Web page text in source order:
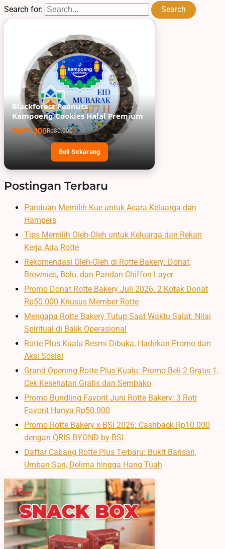
Search for:
Blackforest Peanuts
Kampoeng Cookies Halal Premium
Rp78.300Rp80.000
Beli Sekarang
Postingan Terbaru
Panduan Memilih Kue untuk Acara Keluarga dan
Hampers
Tips Memilih Oleh-Oleh untuk Keluarga dan Rekan
Kerja Ada Rotte
Rekomendasi Oleh-Oleh di Rotte Bakery: Donat,
Brownies, Bolu, dan Pandan Chiffon Layer
Promo Donat Rotte Bakery Juli 2026: 2 Kotak Donat
Rp50.000 Khusus Member Rotte
Mengapa Rotte Bakery Tutup Saat Waktu Salat: Nilai
Spiritual di Balik Operasional
Rotte Plus Kualu Resmi Dibuka, Hadirkan Promo dan
Aksi Sosial
Grand Opening Rotte Plus Kualu: Promo Beli 2 Gratis 1,
Cek Kesehatan Gratis dan Sembako
Promo Bundling Favorit Juni Rotte Bakery: 3 Roti
Favorit Hanya Rp50.000
Promo Rotte Bakery x BSI 2026: Cashback Rp10.000
dengan QRIS BYOND by BSI
Daftar Cabang Rotte Plus Terbaru: Bukit Barisan,
Umban Sari, Delima hingga Hang Tuah